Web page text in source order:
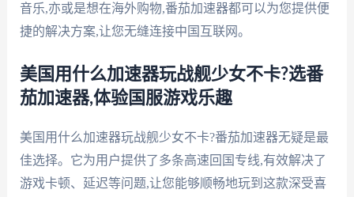
音乐,亦或是想在海外购物,番茄加速器都可以为您提供便
捷的解决方案,让您无缝连接中国互联网。
美国用什么加速器玩战舰少女不卡?选番
茄加速器,体验国服游戏乐趣
美国用什么加速器玩战舰少女不卡?番茄加速器无疑是最
佳选择。它为用户提供了多条高速回国专线,有效解决了
游戏卡顿、延迟等问题,让您能够顺畅地玩到这款深受喜